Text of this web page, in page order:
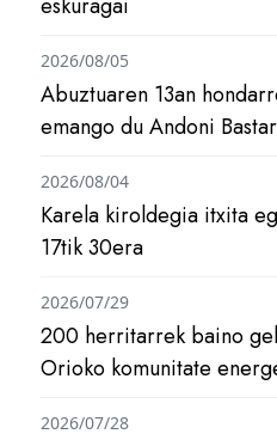
Abuztuaren 13an
emango du Andoni
2026/08/05
Karela kiroldegia itxita
17tik 30era
2026/08/04
200 herritarrek baino
Orioko komunitate
2026/07/29
2026/07/28